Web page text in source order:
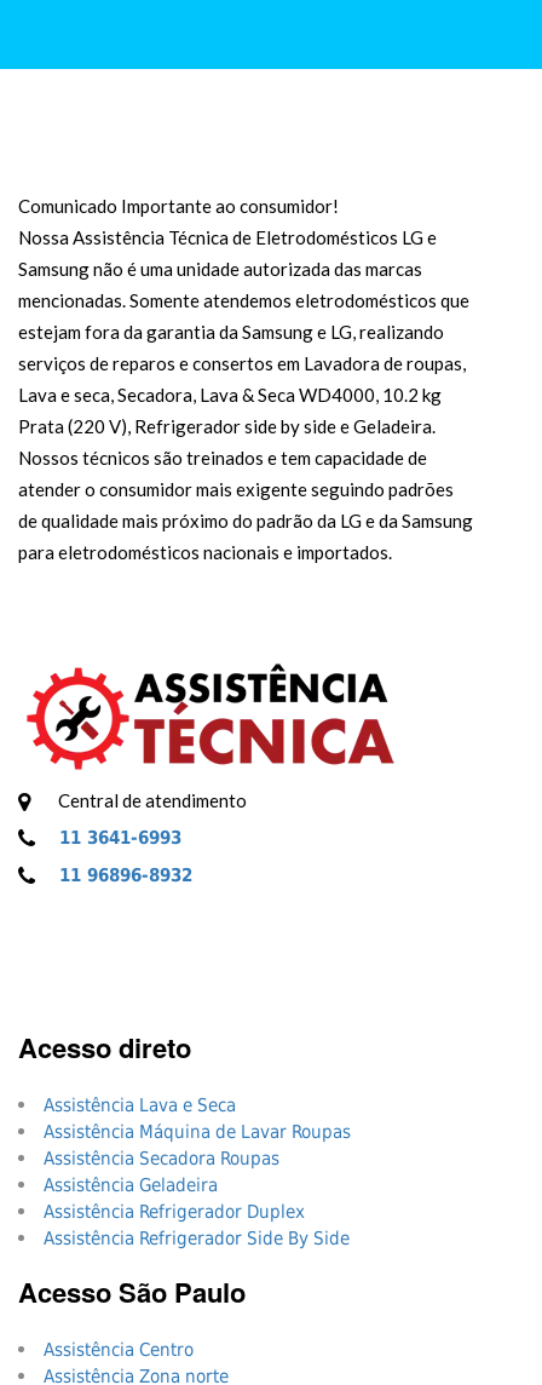
Comunicado Importante ao consumidor!
Nossa Assistência Técnica de Eletrodomésticos LG e
Samsung não é uma unidade autorizada das marcas
mencionadas. Somente atendemos eletrodomésticos que
estejam fora da garantia da Samsung e LG, realizando
serviços de reparos e consertos em Lavadora de roupas,
Lava e seca, Secadora, Lava & Seca WD4000, 10.2 kg
Prata (220 V), Refrigerador side by side e Geladeira.
Nossos técnicos são treinados e tem capacidade de
atender o consumidor mais exigente seguindo padrões
de qualidade mais próximo do padrão da LG e da Samsung
para eletrodomésticos nacionais e importados.
Central de atendimento
11 3641-6993
11 96896-8932
Acesso direto
Assistência Lava e Seca
Assistência Máquina de Lavar Roupas
Assistência Secadora Roupas
Assistência Geladeira
Assistência Refrigerador Duplex
Assistência Refrigerador Side By Side
Acesso São Paulo
Assistência Centro
Assistência Zona norte